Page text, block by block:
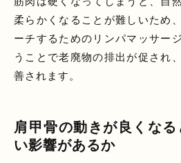
柔らかくなることが難しいため
ーチするためのリンパマッサー
うことで老廃物の排出が促され
善されます。
肩甲骨の動きが良くな
い影響があるか